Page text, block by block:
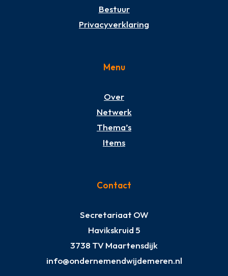
Bestuur
Privacyverklaring
Menu
Over
Netwerk
Thema’s
Items
Contact
Secretariaat OW
Havikskruid 5
3738 TV Maartensdijk
info@ondernemendwijdemeren.nl